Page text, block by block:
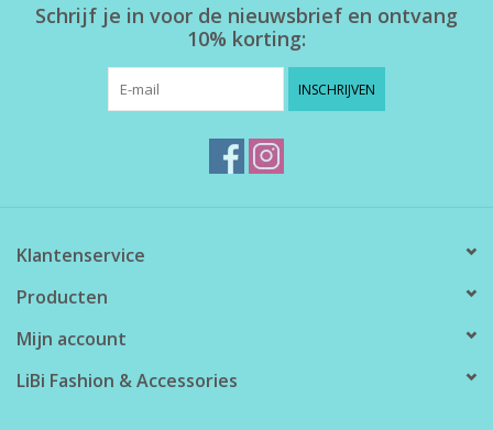
Herensokken
Schrijf je in voor de nieuwsbrief en ontvang
10% korting:
INSCHRIJVEN
Klantenservice
Producten
Mijn account
LiBi Fashion & Accessories